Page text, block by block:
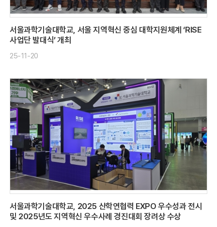
서울과학기술대학교, 서울 지역혁신 중심 대학지원체계 ‘RISE
사업단 발대식’ 개최
25-11-20
서울과학기술대학교, 2025 산학연협력 EXPO 우수성과 전시
및 2025년도 지역혁신 우수사례 경진대회 장려상 수상